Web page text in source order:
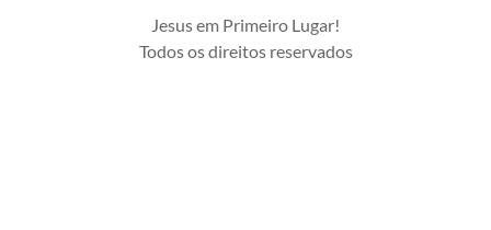
Jesus em Primeiro Lugar!
Todos os direitos reservados